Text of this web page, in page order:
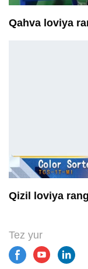
Qahva loviya
Qizil loviya
Tez yur